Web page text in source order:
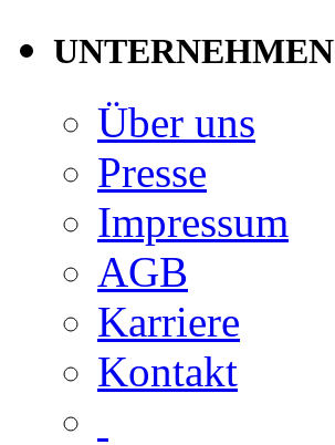
UNTERNEHMEN
Über uns
Presse
Impressum
AGB
Karriere
Kontakt